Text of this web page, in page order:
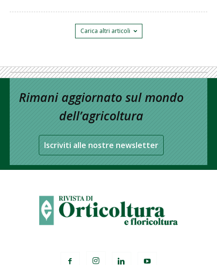
Carica altri articoli
Rimani aggiornato sul mondo
dell’agricoltura
Iscriviti alle nostre newsletter